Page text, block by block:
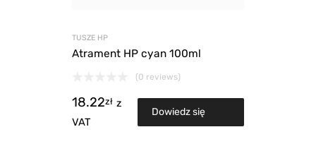
TUSZE HP
Atrament HP cyan 100ml
(0 reviews)
18.22zł z
VAT
Dowiedz się